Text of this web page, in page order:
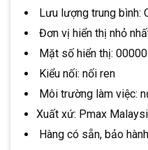
Lưu lượng trung bình:
Đơn vị hiển thị nhỏ
Mặt số hiển thị:
Kiểu nối: nối ren
Môi trường làm việc:
Xuất xứ: Pmax
Hàng có sẵn, bảo